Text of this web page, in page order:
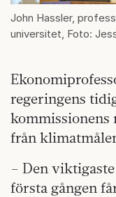
John Hassler,
universitet, Foto:
regeringens
kommissionens
från
– Den
första gången